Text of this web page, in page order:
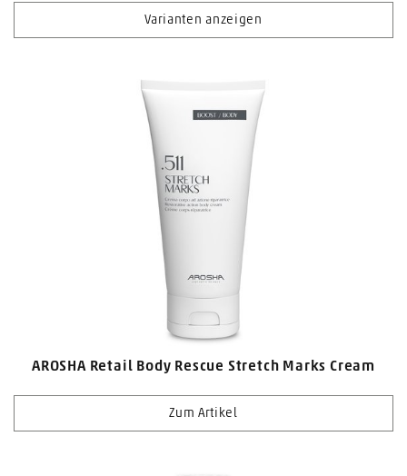
Varianten anzeigen
AROSHA Retail Body Rescue Stretch Marks Cream
Zum Artikel